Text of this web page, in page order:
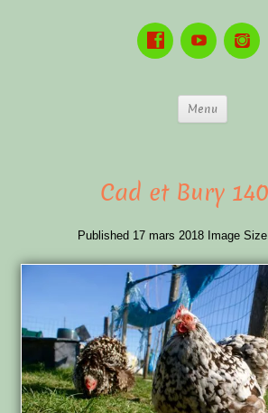
Menu
Cad et Bury
Published 17 mars 2018 Image